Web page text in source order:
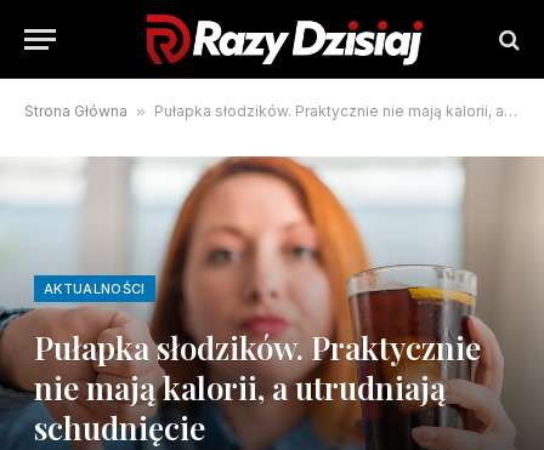
Strona Główna » Pułapka słodzików. Praktycznie nie mają kalorii, a utrudniają schudnięcie
AKTUALNOŚCI
Pułapka słodzików. Praktycznie
nie mają kalorii, a utrudniają
schudnięcie